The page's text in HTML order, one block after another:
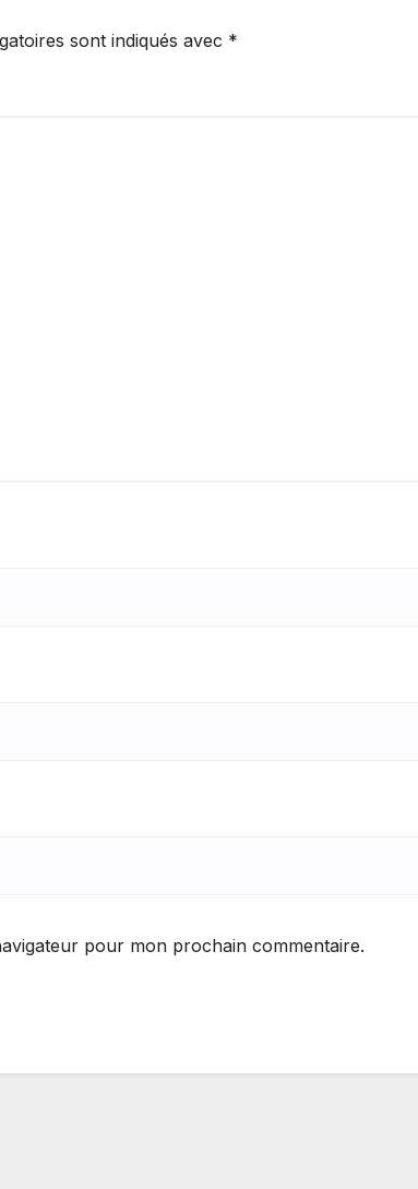
sont indiqués avec *
pour mon prochain commentaire.